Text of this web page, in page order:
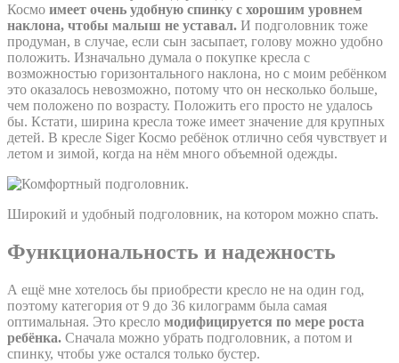
Космо имеет очень удобную спинку с хорошим уровнем
наклона, чтобы малыш не уставал. И подголовник тоже
продуман, в случае, если сын засыпает, голову можно удобно
положить. Изначально думала о покупке кресла с
возможностью горизонтального наклона, но с моим ребёнком
это оказалось невозможно, потому что он несколько больше,
чем положено по возрасту. Положить его просто не удалось
бы. Кстати, ширина кресла тоже имеет значение для крупных
детей. В кресле Siger Космо ребёнок отлично себя чувствует и
летом и зимой, когда на нём много объемной одежды.
Широкий и удобный подголовник, на котором можно спать.
Функциональность и надежность
А ещё мне хотелось бы приобрести кресло не на один год,
поэтому категория от 9 до 36 килограмм была самая
оптимальная. Это кресло модифицируется по мере роста
ребёнка. Сначала можно убрать подголовник, а потом и
спинку, чтобы уже остался только бустер.